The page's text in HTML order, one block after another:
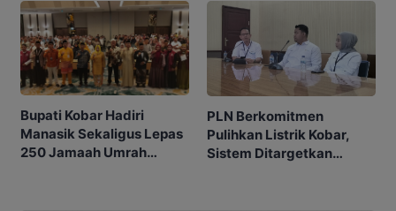
Bupati Kobar Hadiri
Manasik Sekaligus Lepas
250 Jamaah Umrah
PLN Berkomitmen
Pulihkan Listrik Kobar,
Sistem Ditargetkan